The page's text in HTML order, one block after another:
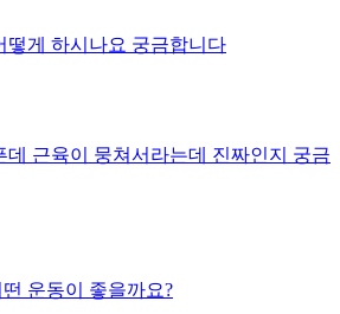
떻게 하시나요 궁금합니다
데 근육이 뭉쳐서라는데 진짜인지 궁금
운동이 좋을까요?